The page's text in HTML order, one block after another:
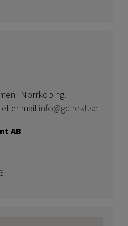
i Norrköping.
mail info@gdirekt.se
AB